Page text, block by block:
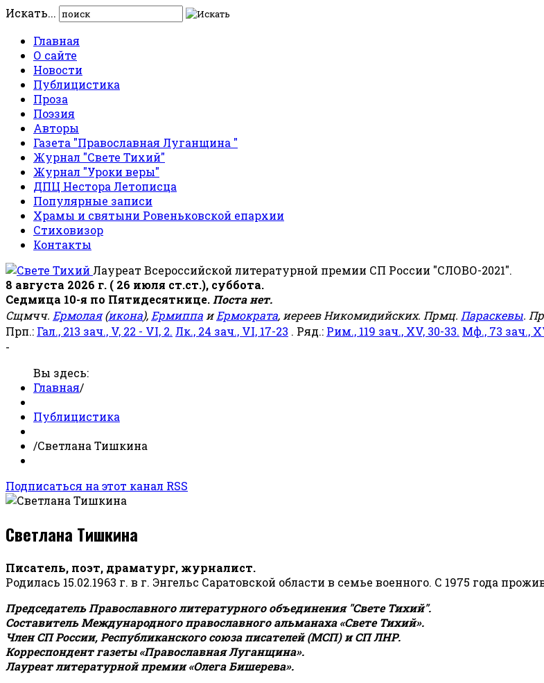
Искать...
Главная
О сайте
Новости
Публицистика
Проза
Поэзия
Авторы
Газета "Православная Луганщина "
Журнал "Свете Тихий"
Журнал "Уроки веры"
ДПЦ Нестора Летописца
Популярные записи
Храмы и святыни Ровеньковской епархии
Стиховизор
Контакты
Лауреат Всероссийской литературной премии СП России "СЛОВО-2021".
8 августа 2026 г. ( 26 июля ст.ст.), суббота.
Седмица 10-я по Пятидесятнице. Поста нет.
Сщмчч. Ермолая(икона), Ермиппа иЕрмократа, иереев Никомидийских. Прмц. Параскевы.
Прп.: Гал., 213 зач., V, 22 - VI, 2. Лк., 24 зач., VI, 17-23 . Ряд.: Рим., 119 зач., XV, 30-33. Мф., 73 зач.,
-
Вы здесь:
Главная/
Публицистика
/Светлана Тишкина
Подписаться на этот канал RSS
Светлана Тишкина
Писатель, поэт, драматург, журналист.
Родилась 15.02.1963 г. в г. Энгельс Саратовской области в семье военного. С 1975 года
Председатель Православного литературного объединения "Свете Тихий".
Составитель Международного православного альманаха «Свете Тихий».
Член СП России, Республиканского союза писателей (МСП) и СП ЛНР.
Корреспондент газеты «Православная Луганщина».
Лауреат литературной премии «Олега Бишерева».